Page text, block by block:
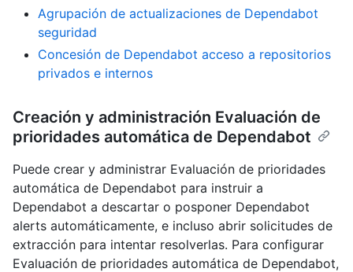
Agrupación de actualizaciones de Dependabot
seguridad
Concesión de Dependabot acceso a repositorios
privados e internos
Creación y administración Evaluación de
prioridades automática de Dependabot
Puede crear y administrar Evaluación de prioridades
automática de Dependabot para instruir a
Dependabot a descartar o posponer Dependabot
alerts automáticamente, e incluso abrir solicitudes de
extracción para intentar resolverlas. Para configurar
Evaluación de prioridades automática de Dependabot,